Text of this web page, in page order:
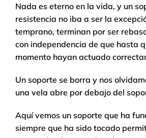
Nada es eterno en la vida, y un
resistencia no iba a ser la
temprano, terminan por ser
con independencia de que hasta
momento hayan actuado
Un soporte se borra y nos
una vela abre por debajo del
Aquí vemos un soporte que ha
siempre que ha sido tocado